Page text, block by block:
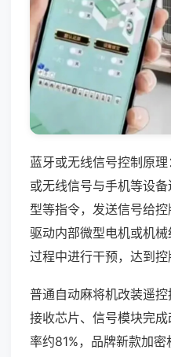
蓝牙或无线信号控制原
或无线信号与手机等设
型等指令，发送信号给
驱动内部微型电机或机
过程中进行干预，达到控
普通自动麻将机改装遥
接收芯片、信号模块完
率约81%，品牌新款加